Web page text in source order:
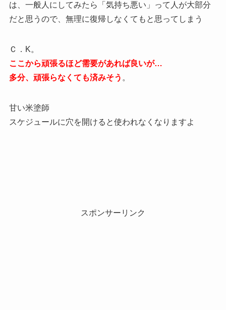
は、一般人にしてみたら「気持ち悪い」って人が大部分
だと思うので、無理に復帰しなくてもと思ってしまう
Ｃ．K。
ここから頑張るほど需要があれば良いが…
多分、頑張らなくても済みそう 。
甘い米塗師
スケジュールに穴を開けると使われなくなりますよ
スポンサーリンク